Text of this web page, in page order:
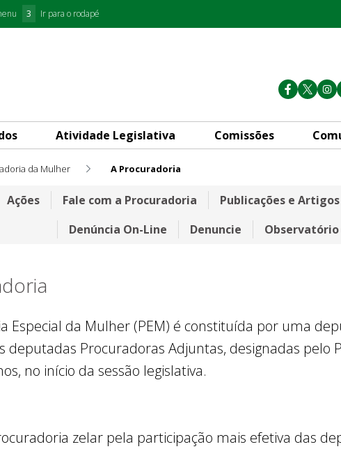
3 Ir para o rodapé
Atividade Legislativa Comissões
da Mulher A Procuradoria
Ações Fale com a Procuradoria Publicações e Artigos
Denúncia On-Line
Denuncie
Especial da Mulher (PEM) é constituída por uma
deputadas Procuradoras Adjuntas, designadas pelo
no início da sessão legislativa.
zelar pela participação mais efetiva das